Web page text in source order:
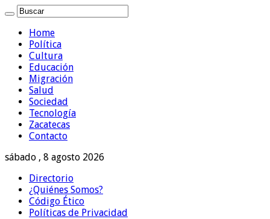
Home
Política
Cultura
Educación
Migración
Salud
Sociedad
Tecnología
Zacatecas
Contacto
sábado , 8 agosto 2026
Directorio
¿Quiénes Somos?
Código Ético
Políticas de Privacidad